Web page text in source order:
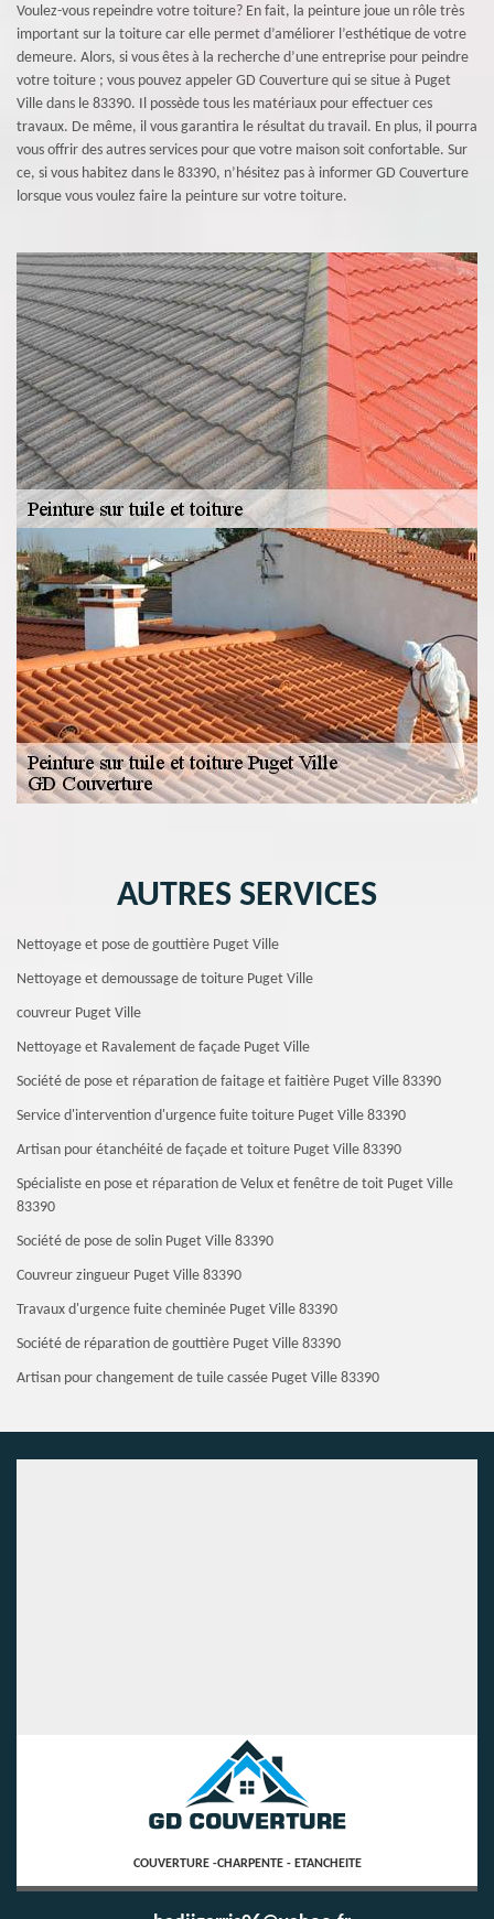
Voulez-vous repeindre votre toiture? En fait, la peinture joue un rôle très
important sur la toiture car elle permet d’améliorer l’esthétique de votre
demeure. Alors, si vous êtes à la recherche d’une entreprise pour peindre
votre toiture ; vous pouvez appeler GD Couverture qui se situe à Puget
Ville dans le 83390. Il possède tous les matériaux pour effectuer ces
travaux. De même, il vous garantira le résultat du travail. En plus, il pourra
vous offrir des autres services pour que votre maison soit confortable. Sur
ce, si vous habitez dans le 83390, n’hésitez pas à informer GD Couverture
lorsque vous voulez faire la peinture sur votre toiture.
AUTRES SERVICES
Nettoyage et pose de gouttière Puget Ville
Nettoyage et demoussage de toiture Puget Ville
couvreur Puget Ville
Nettoyage et Ravalement de façade Puget Ville
Société de pose et réparation de faitage et faitière Puget Ville 83390
Service d'intervention d'urgence fuite toiture Puget Ville 83390
Artisan pour étanchéité de façade et toiture Puget Ville 83390
Spécialiste en pose et réparation de Velux et fenêtre de toit Puget Ville
83390
Société de pose de solin Puget Ville 83390
Couvreur zingueur Puget Ville 83390
Travaux d'urgence fuite cheminée Puget Ville 83390
Société de réparation de gouttière Puget Ville 83390
Artisan pour changement de tuile cassée Puget Ville 83390
COUVERTURE -CHARPENTE - ETANCHEITE